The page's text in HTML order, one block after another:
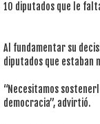
10 diputados que le
Al fundamentar su
diputados que estaban
“Necesitamos
democracia”, advirtió.